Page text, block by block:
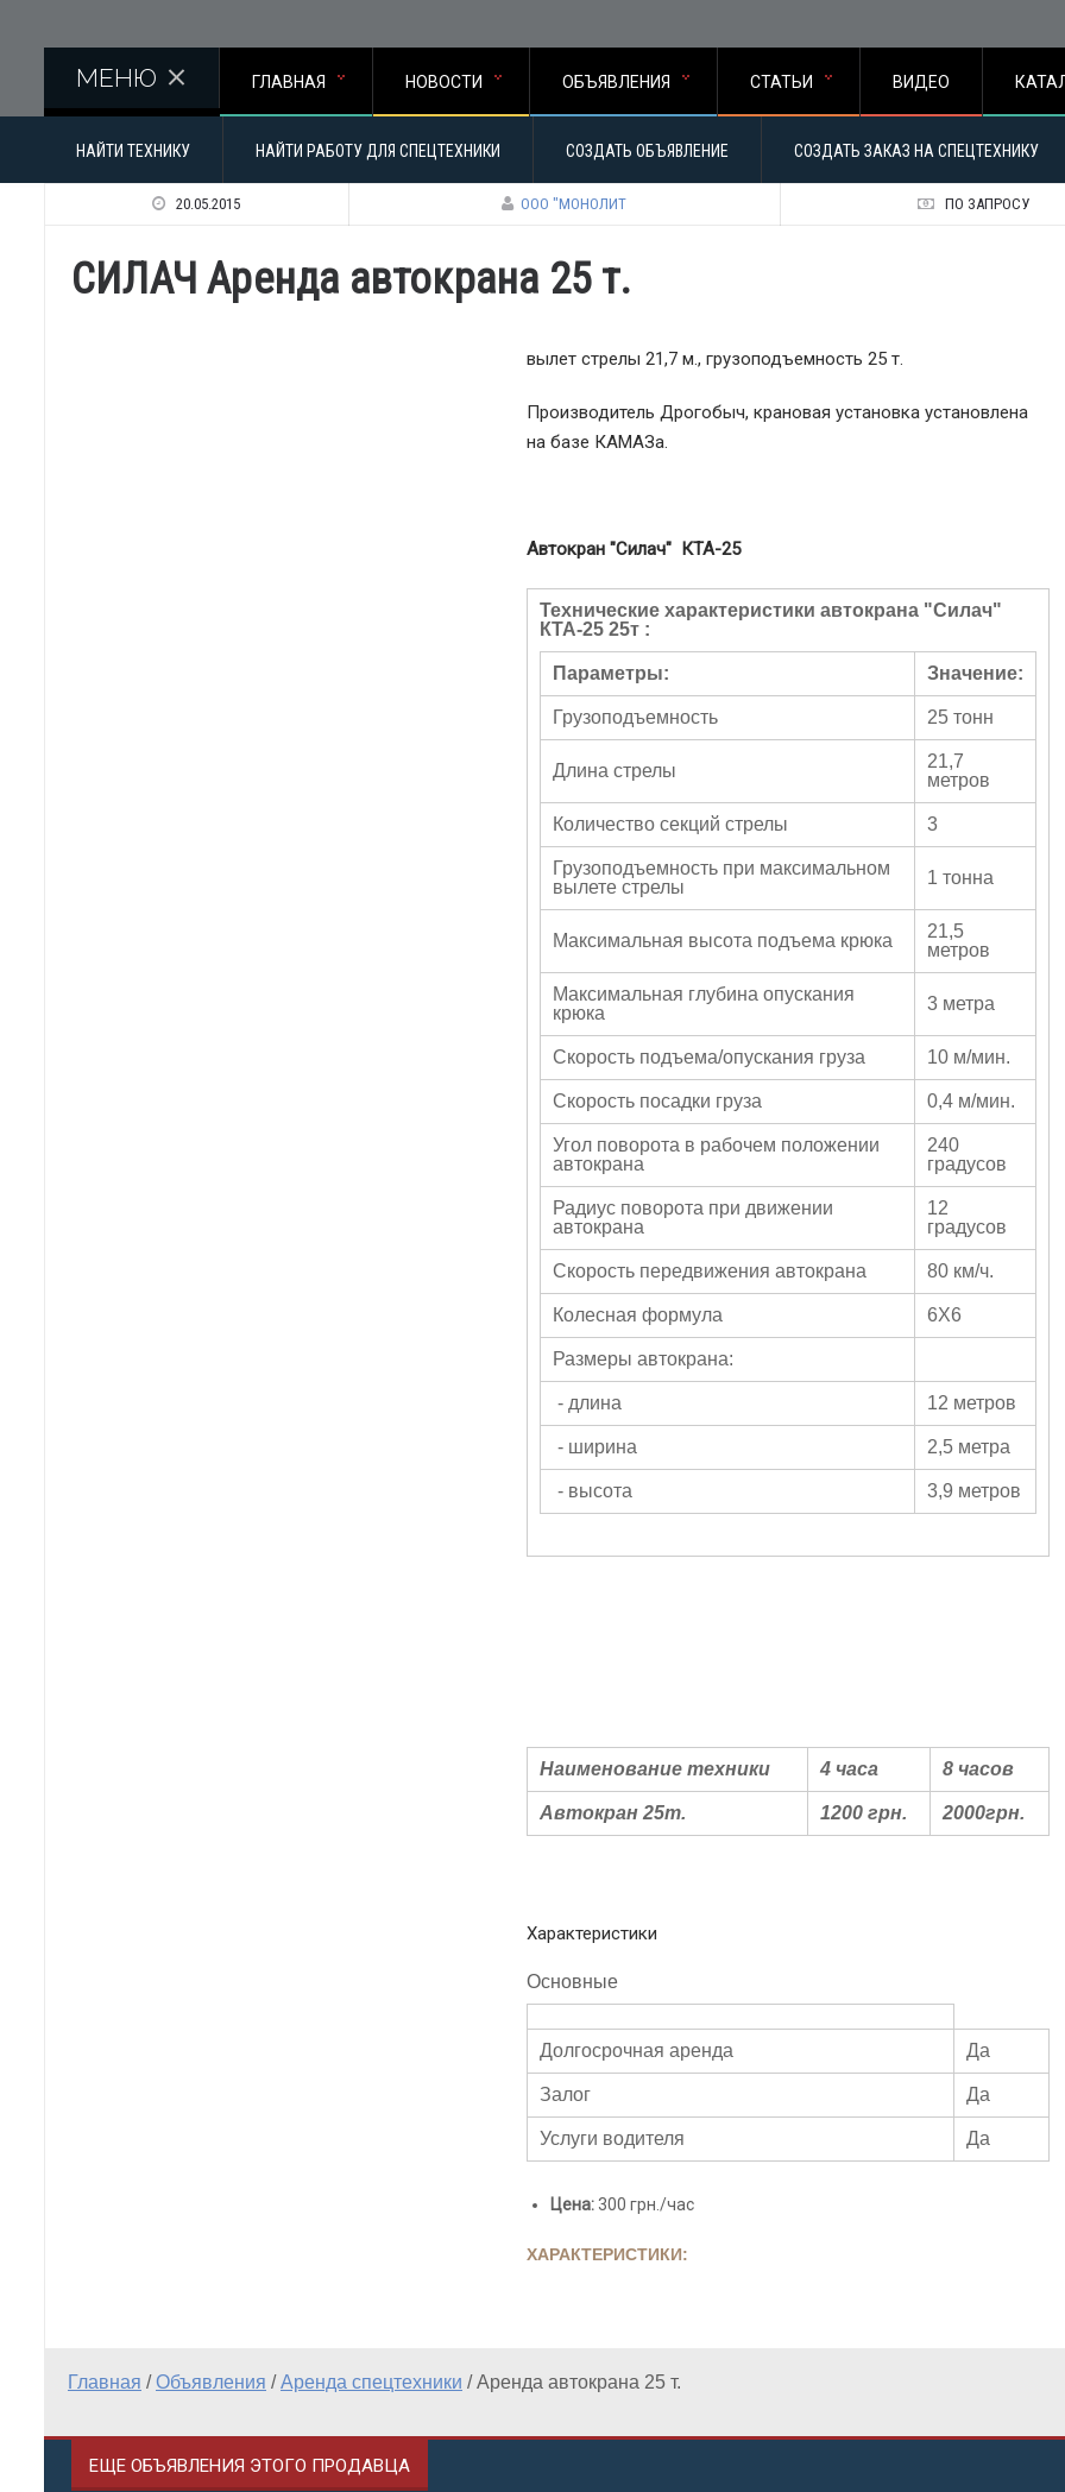
МЕНЮ ГЛАВНАЯ НОВОСТИ ОБЪЯВЛЕНИЯ СТАТЬИ ВИДЕО
НАЙТИ ТЕХНИКУ НАЙТИ РАБОТУ ДЛЯ СПЕЦТЕХНИКИ СОЗДАТЬ ОБЪЯВЛЕНИЕ СОЗДАТЬ ЗАКАЗ НА СПЕЦТЕХНИКУ
20.05.2015 ООО "МОНОЛИТ ПО ЗАПРОСУ
СИЛАЧ Аренда автокрана 25 т.
вылет стрелы 21,7 м., грузоподъемность 25 т.
Производитель Дрогобыч, крановая установка установлена
на базе КАМАЗа.
Автокран "Силач" КТА-25
Технические характеристики автокрана "Силач"
КТА-25 25т :
Параметры: Значение:
Грузоподъемность 25 тонн
Длина стрелы
21,7
метров
Количество секций стрелы 3
Грузоподъемность при максимальном
вылете стрелы
1 тонна
Максимальная высота подъема крюка
21,5
метров
Максимальная глубина опускания
крюка
3 метра
Скорость подъема/опускания груза 10 м/мин.
Скорость посадки груза 0,4 м/мин.
Угол поворота в рабочем положении
автокрана
240
градусов
Радиус поворота при движении
автокрана
12
градусов
Скорость передвижения автокрана 80 км/ч.
Колесная формула 6Х6
Размеры автокрана:
- длина 12 метров
- ширина 2,5 метра
- высота 3,9 метров
Наименование техники 4 часа 8 часов
Автокран 25т. 1200 грн. 2000грн.
Характеристики
Основные
Долгосрочная аренда Да
Залог Да
Услуги водителя Да
Цена:300 грн./час
ХАРАКТЕРИСТИКИ:
Главная / Объявления / Аренда спецтехники / Аренда автокрана 25 т.
ЕЩЕ ОБЪЯВЛЕНИЯ ЭТОГО ПРОДАВЦА